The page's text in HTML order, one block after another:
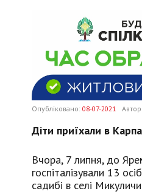
Опубліковано: 08-07-2021
Діти приїхали в
Вчора, 7 липня, до
госпіталізували 13
садибі в селі